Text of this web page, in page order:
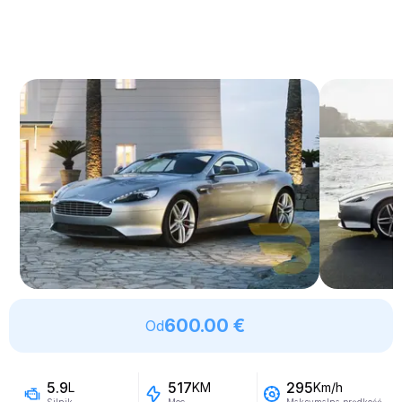
Od600.00 €
5.9L 517KM 295Km/h